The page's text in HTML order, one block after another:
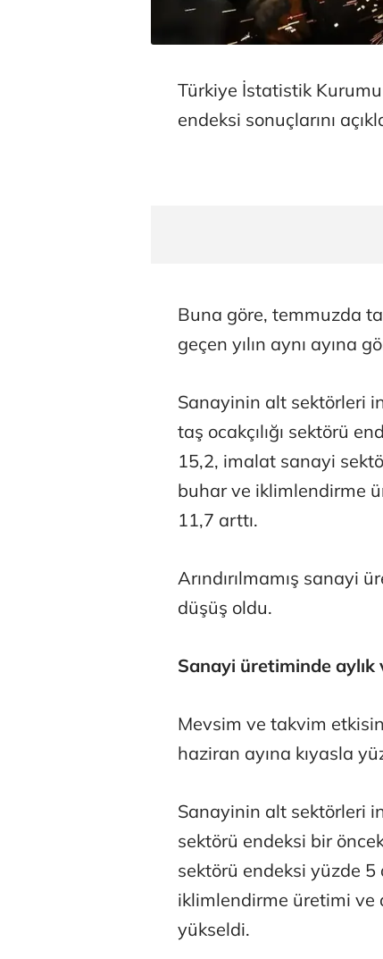
Türkiye İstatistik
endeksi sonuçlarını
Buna göre, temmuzda
geçen yılın aynı ayına
Sanayinin alt sektörleri
taş ocakçılığı sektörü
15,2, imalat sanayi
buhar ve iklimlendirme
11,7 arttı.
Arındırılmamış sanayi
düşüş oldu.
Sanayi üretiminde aylık
Mevsim ve takvim
haziran ayına kıyasla
Sanayinin alt sektörleri
sektörü endeksi bir
sektörü endeksi yüzde 5
iklimlendirme üretimi ve
yükseldi.
Mağaza